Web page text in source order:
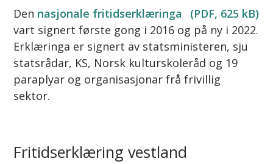
Den nasjonale fritidserklæringa
(PDF, 625 kB)
vart signert første gong i 2016 og på ny i 2022.
Erklæringa er signert av statsministeren, sju
statsrådar, KS, Norsk kulturskoleråd og 19
paraplyar og organisasjonar frå frivillig
sektor.
Fritidserklæring vestland